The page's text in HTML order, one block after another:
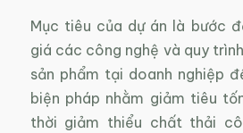
Mục tiêu của dự án là bước
giá các công nghệ và quy
sản phẩm tại doanh nghiệp
biện pháp nhằm giảm tiêu
thời giảm thiểu chất thải